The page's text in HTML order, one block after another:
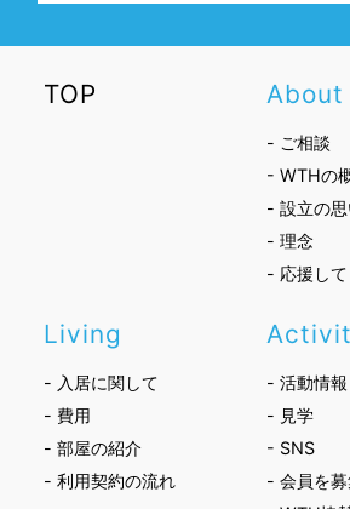
TOP About
- ご相談
- WTHの
- 設立の
- 理念
- 応援して
Living
- 入居に関して
- 費用
- 部屋の紹介
- 利用契約の流れ
- 活動情報
- 見学
- SNS
- 会員を